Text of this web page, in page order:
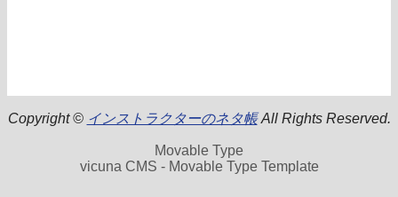
Copyright © インストラクターのネタ帳All Rights Reserved.
Movable Type
vicuna CMS - Movable Type Template